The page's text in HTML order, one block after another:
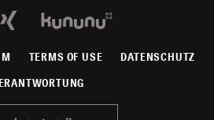
TERMS OF USE DATENSCHUTZ